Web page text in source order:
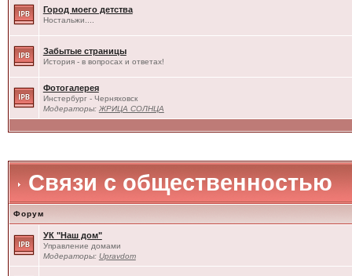
Город моего детства
Ностальжи....
Забытые страницы
История - в вопросах и ответах!
Фотогалерея
Инстербург - Черняховск
Модераторы: ЖРИЦА СОЛНЦА
Связи с общественностью
Форум
УК "Наш дом"
Управление домами
Модераторы: Upravdom